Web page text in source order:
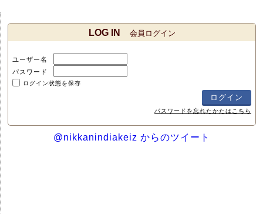
LOG IN 会員ログイン
ユーザー名
パスワード
ログイン状態を保存
パスワードを忘れたかたはこちら
@nikkanindiakeiz からのツイート